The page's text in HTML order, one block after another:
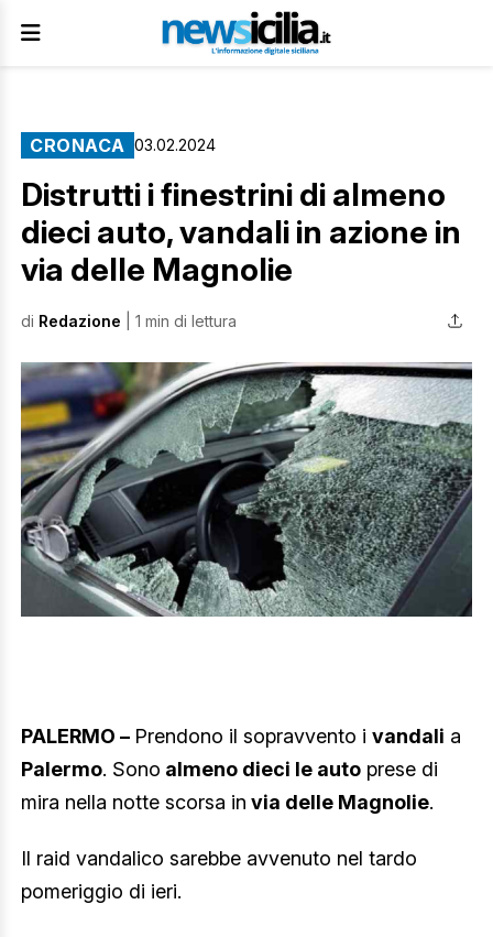
CRONACA 03.02.2024
Distrutti i finestrini di almeno
dieci auto, vandali in azione in
via delle Magnolie
di Redazione | 1 min di lettura
PALERMO – Prendono il sopravvento i vandali a
Palermo. Sono almeno dieci le auto prese di
mira nella notte scorsa in via delle Magnolie.
Il raid vandalico sarebbe avvenuto nel tardo
pomeriggio di ieri.